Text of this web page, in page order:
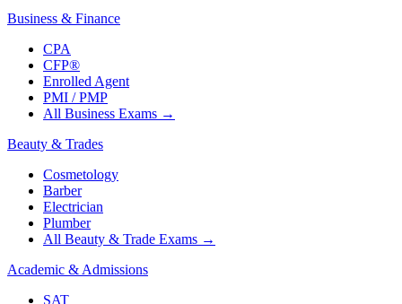
Business & Finance
CPA
CFP®
Enrolled Agent
PMI / PMP
All Business Exams →
Beauty & Trades
Cosmetology
Barber
Electrician
Plumber
All Beauty & Trade Exams →
Academic & Admissions
SAT